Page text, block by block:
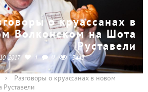
о круассанах в
Волконском на Шота
Руставели
2017 4 0 3443
›
Разговоры о круассанах в новом